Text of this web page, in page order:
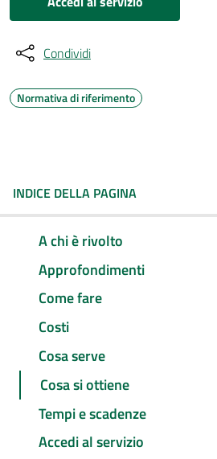
Condividi
Normativa di riferimento
INDICE DELLA PAGINA
A chi è rivolto
Approfondimenti
Come fare
Costi
Cosa serve
Cosa si ottiene
Tempi e scadenze
Accedi al servizio